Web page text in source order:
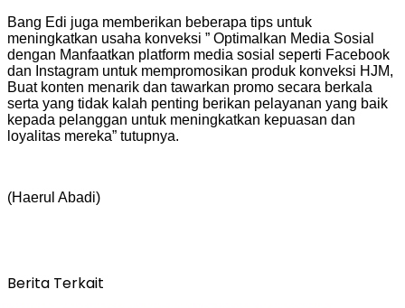
Bang Edi juga memberikan beberapa tips untuk
meningkatkan usaha konveksi ” Optimalkan Media Sosial
dengan Manfaatkan platform media sosial seperti Facebook
dan Instagram untuk mempromosikan produk konveksi HJM,
Buat konten menarik dan tawarkan promo secara berkala
serta yang tidak kalah penting berikan pelayanan yang baik
kepada pelanggan untuk meningkatkan kepuasan dan
loyalitas mereka” tutupnya.
(Haerul Abadi)
Berita Terkait